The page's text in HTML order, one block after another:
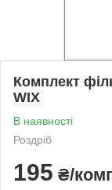
Комплект
WIX
В наявності
Роздріб
195 ₴/